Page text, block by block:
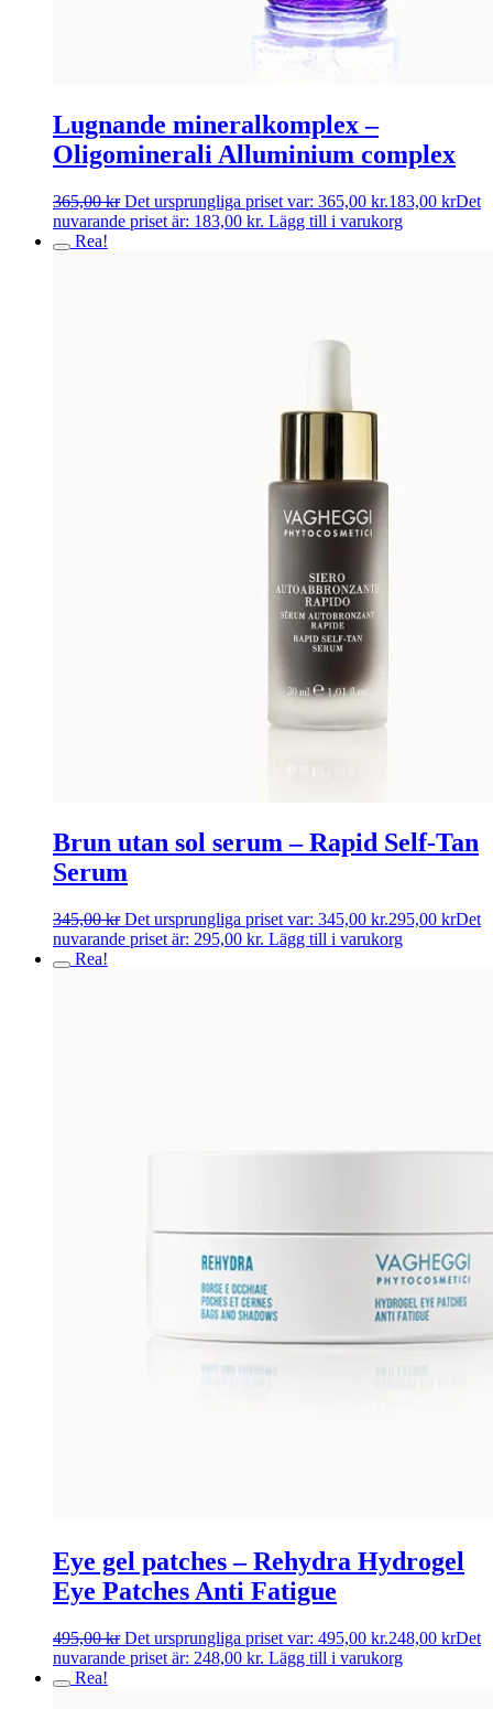
Lugnande mineralkomplex –
Oligominerali Alluminium complex
365,00kr Det ursprungliga priset var: 365,00 kr.183,00 krDet
nuvarande priset är: 183,00 kr. Lägg till i varukorg
Rea!
Brun utan sol serum – Rapid Self-Tan
Serum
345,00kr Det ursprungliga priset var: 345,00 kr.295,00 krDet
nuvarande priset är: 295,00 kr. Lägg till i varukorg
Rea!
Eye gel patches – Rehydra Hydrogel
Eye Patches Anti Fatigue
495,00kr Det ursprungliga priset var: 495,00 kr.248,00 krDet
nuvarande priset är: 248,00 kr. Lägg till i varukorg
Rea!